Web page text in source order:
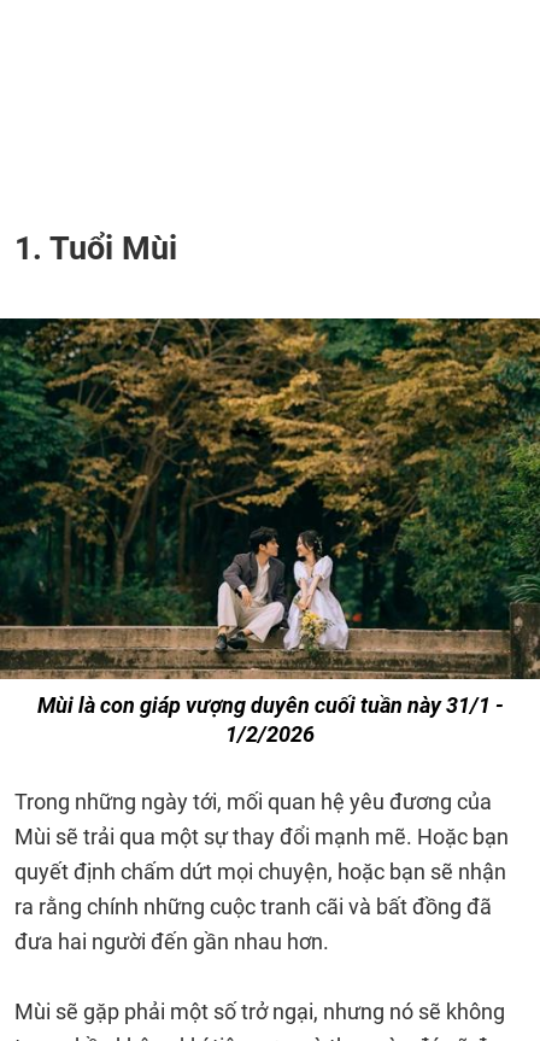
1. Tuổi Mùi
Mùi là con giáp vượng duyên cuối tuần này 31/1 -
1/2/2026
Trong những ngày tới, mối quan hệ yêu đương của
Mùi sẽ trải qua một sự thay đổi mạnh mẽ. Hoặc bạn
quyết định chấm dứt mọi chuyện, hoặc bạn sẽ nhận
ra rằng chính những cuộc tranh cãi và bất đồng đã
đưa hai người đến gần nhau hơn.
Mùi sẽ gặp phải một số trở ngại, nhưng nó sẽ không